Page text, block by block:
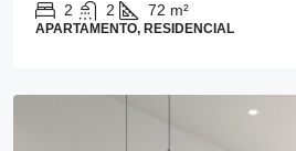
2 2 72 m²
APARTAMENTO, RESIDENCIAL